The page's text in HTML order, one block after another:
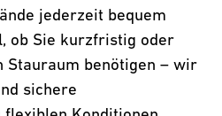
jederzeit bequem
ob Sie kurzfristig oder
Stauraum benötigen – wir
sichere